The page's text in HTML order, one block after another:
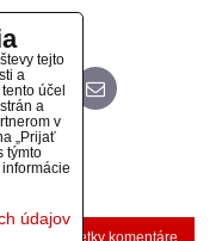
WhatsAppE-
mail
Zobraziť všetky komentáre
tejto
a
účel
a
v
„Prijať
týmto
údajov